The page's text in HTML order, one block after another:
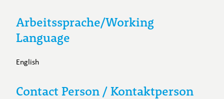
Arbeitssprache/Working
Language
English
Contact Person / Kontaktperson